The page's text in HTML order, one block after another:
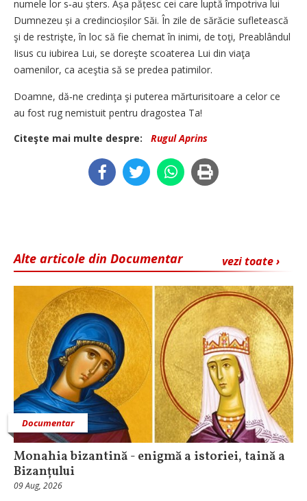
numele lor s‑au șters. Așa pățesc cei care luptă împotriva lui
Dumnezeu și a credincioșilor Săi. În zile de sărăcie sufletească
şi de restrişte, în loc să fie chemat în inimi, de toţi, Preablândul
Iisus cu iubirea Lui, se doreşte scoaterea Lui din viaţa
oamenilor, ca aceştia să se predea patimilor.
Doamne, dă‑ne credinţa şi puterea mărturisitoare a celor ce
au fost rug nemistuit pentru dragostea Ta!
Citeşte mai multe despre:
Rugul Aprins
vezi toate ›
Alte articole din Documentar
Documentar
Monahia bizantină - enigmă a istoriei, taină a
Bizanțului
09 Aug, 2026